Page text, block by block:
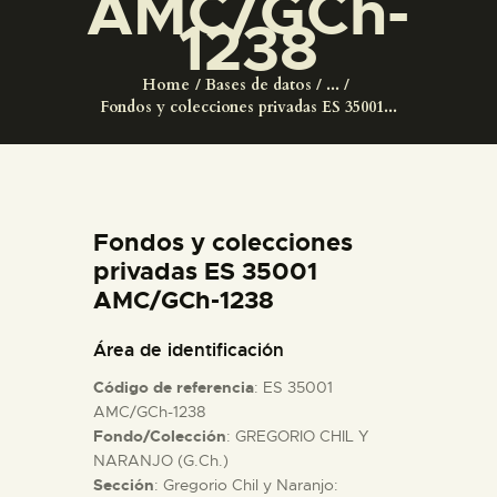
1238
Home Bases de datos
...
Fondos y colecciones privadas ES 35001...
EL MUSEO
ESPAÑOL
ACTIVIDADES
█
Fondos y colecciones
privadas ES 35001
AMC/GCh-1238
Área de identificación
Código de referencia: ES 35001
AMC/GCh-1238
Fondo/Colección: GREGORIO CHIL Y
NARANJO (G.Ch.)
Sección: Gregorio Chil y Naranjo: